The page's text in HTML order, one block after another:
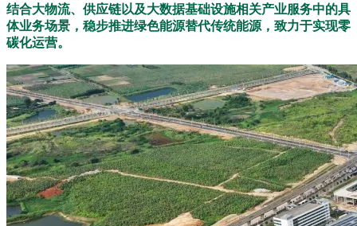
结合大物流、供应链以及大数据基础设施相关产业服务中的具
体业务场景，稳步推进绿色能源替代传统能源，致力于实现零
碳化运营。